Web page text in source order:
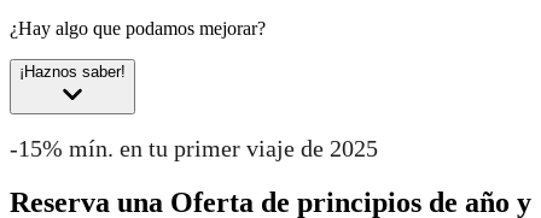
¿Hay algo que podamos mejorar?
¡Haznos saber!
-15% mín. en tu primer viaje de 2025
Reserva una Oferta de principios de año y